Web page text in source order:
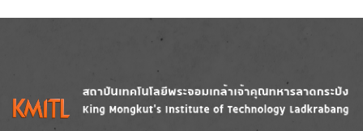
Image